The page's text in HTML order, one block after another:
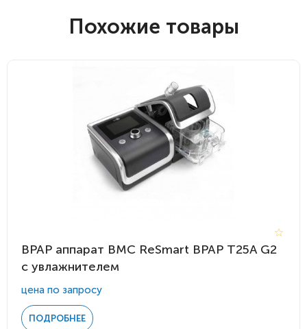
Похожие товары
BPAP аппарат BMC ReSmart BPAP Т25A G2
с увлажнителем
цена по запросу
ПОДРОБНЕЕ